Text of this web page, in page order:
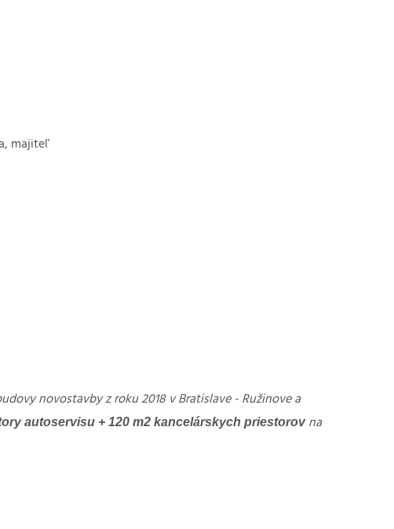
majiteľ
novostavby z roku 2018 v Bratislave - Ružinove a
autoservisu + 120 m2 kancelárskych priestorov na